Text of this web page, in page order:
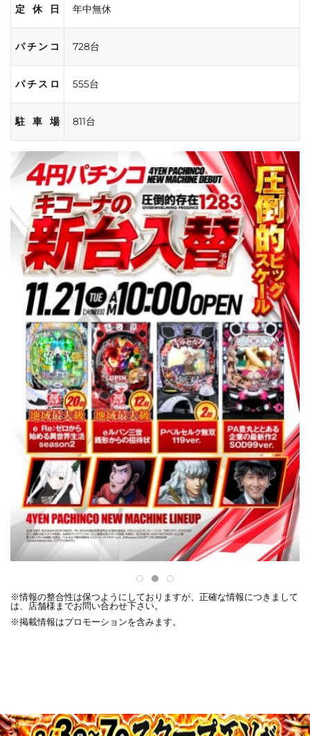
定休日 年中無休
パチンコ 728台
パチスロ 555台
駐車場 811台
※情報の整合性は保つようにしておりますが、正確な情報につきまして
は、店舗様までお問い合わせ下さい。
※掲載情報はプロモーションを含みます。